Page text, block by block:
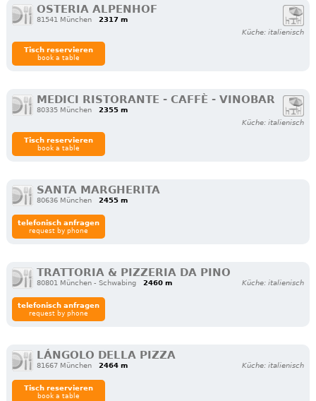
OSTERIA ALPENHOF
81541 München
2317 m
Küche: italienisch
Tisch reservieren
book a table
MEDICI RISTORANTE - CAFFÈ - VINOBAR
80335 München
2355 m
Küche: italienisch
Tisch reservieren
book a table
SANTA MARGHERITA
80636 München 2455 m
telefonisch anfragen
request by phone
TRATTORIA & PIZZERIA DA PINO
80801 München - Schwabing 2460 m Küche: italienisch
telefonisch anfragen
request by phone
LÁNGOLO DELLA PIZZA
81667 München 2464 m Küche: italienisch
Tisch reservieren
book a table